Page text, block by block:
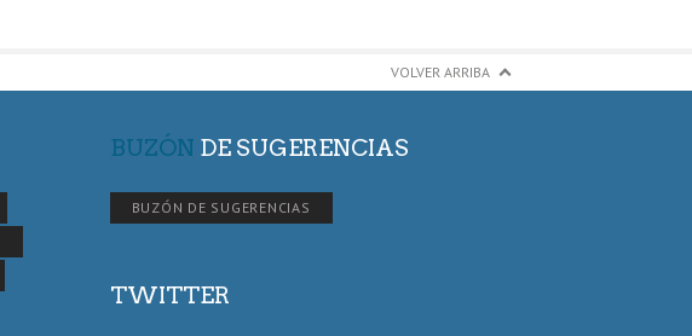
VOLVER ARRIBA
BUZÓN DE SUGERENCIAS
BUZÓN DE SUGERENCIAS
TWITTER